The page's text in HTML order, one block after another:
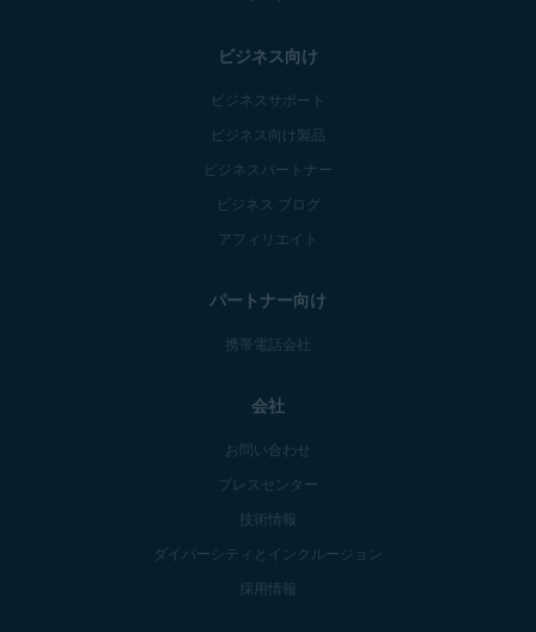
ビジネス向け
ビジネスサポート
ビジネス向け製品
ビジネスパートナー
ビジネス ブログ
アフィリエイト
パートナー向け
携帯電話会社
会社
お問い合わせ
プレスセンター
技術情報
ダイバーシティとインクルージョン
採用情報